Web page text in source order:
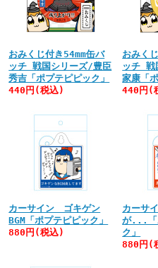
おみくじ付き54mm缶バ
ッチ 戦国シリーズ/豊臣
秀吉「ポプテピピック」
440円(税込)
おみく
ッチ 戦
家康「
440円(
カーサイン ゴキゲン
BGM「ポプテピピック」
880円(税込)
カーサ
が...「
ク」
880円(